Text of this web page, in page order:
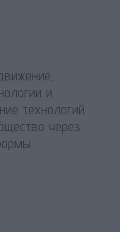
и
технологий
через